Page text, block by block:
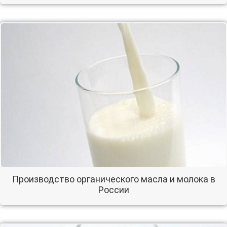
Производство органического масла и молока в
России